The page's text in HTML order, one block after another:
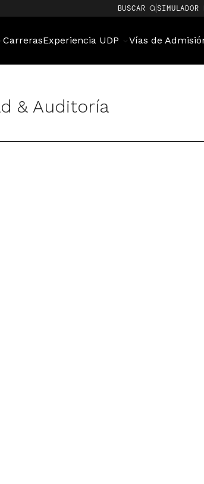
BUSCAR SIMULADOR
CarrerasExperiencia UDP Vías de
& Auditoría